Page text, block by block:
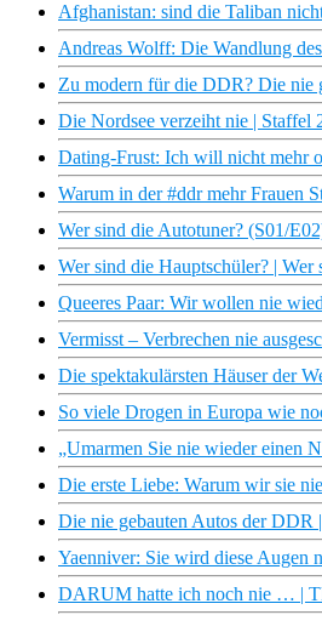
Afghanistan: sind die Taliban
Andreas Wolff: Die Wandlung
Zu modern für die DDR? Die nie
Die Nordsee verzeiht nie | Staffel
Dating-Frust: Ich will nicht mehr
Warum in der #ddr mehr Frauen
Wer sind die Autotuner? (S01/
Wer sind die Hauptschüler? |
Queeres Paar: Wir wollen nie
Vermisst – Verbrechen nie
Die spektakulärsten Häuser der
So viele Drogen in Europa wie
„Umarmen Sie nie wieder einen
Die erste Liebe: Warum wir sie
Die nie gebauten Autos der
Yaenniver: Sie wird diese Augen
DARUM hatte ich noch nie … |